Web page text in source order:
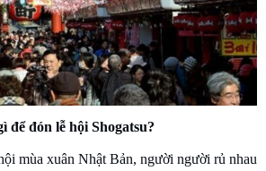
để đón lễ hội Shogatsu?
mùa xuân Nhật Bản, người người rủ nhau